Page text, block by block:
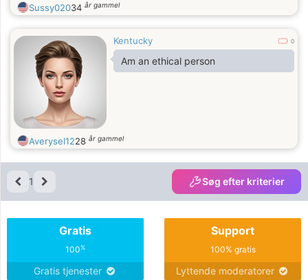
Sussy02034 år gammel
Kentucky 0
Am an ethical person
Averysel1228 år gammel
1 Søg efter kriterier
Gratis
100%
Gratis tjenester
Support
100% gratis
Lyttende moderatorer